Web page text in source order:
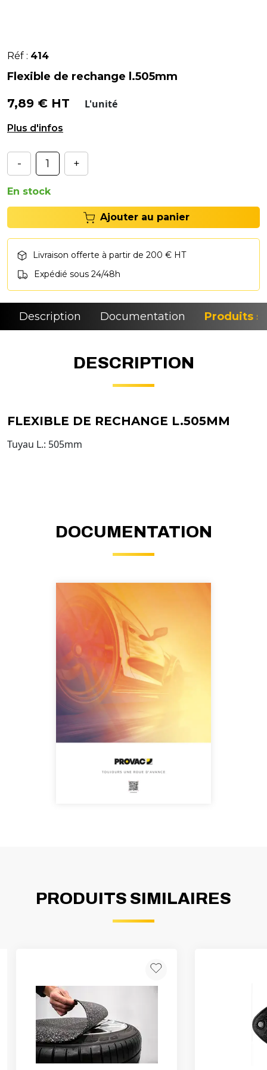
Réf : 414
Flexible de rechange l.505mm
7,89 € HT L'unité
Tuyau L.: 505mm
- +
En stock
Ajouter au panier
Livraison offerte à partir de 200 € HT
Expédié sous 24/48h
Description Documentation Produits
DESCRIPTION
FLEXIBLE DE RECHANGE L.505MM
Tuyau L.: 505mm
DOCUMENTATION
PRODUITS SIMILAIRES